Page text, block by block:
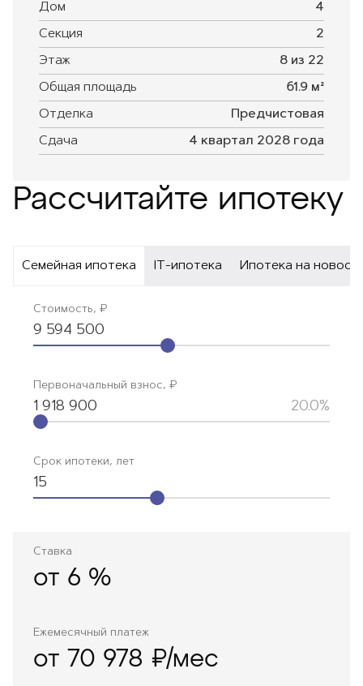
Дом 4
Секция 2
Этаж 8 из 22
Общая площадь 61.9 м²
Отделка Предчистовая
Сдача 4 квартал 2028 года
Рассчитайте ипотеку
Семейная ипотека IT-ипотека Ипотека на
Стоимость, ₽
9 594 500
Первоначальный взнос, ₽
1 918 900 20.0%
Срок ипотеки, лет
15
Ежемесячный платеж
от 70 978 ₽/мес
Ставка
от 6 %